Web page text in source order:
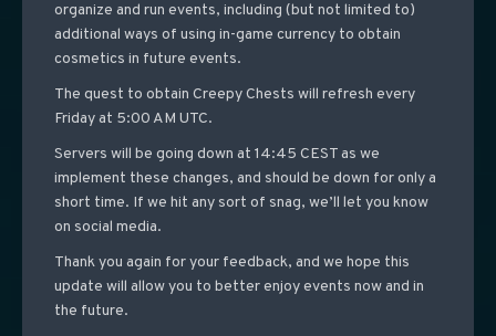
organize and run events, including (but not limited to)
additional ways of using in-game currency to obtain
cosmetics in future events.
The quest to obtain Creepy Chests will refresh every
Friday at 5:00 AM UTC.
Servers will be going down at 14:45 CEST as we
implement these changes, and should be down for only a
short time. If we hit any sort of snag, we’ll let you know
on social media.
Thank you again for your feedback, and we hope this
update will allow you to better enjoy events now and in
the future.